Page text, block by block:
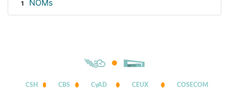
1 NOMs
CSH CBS CyAD CEUX COSECOM